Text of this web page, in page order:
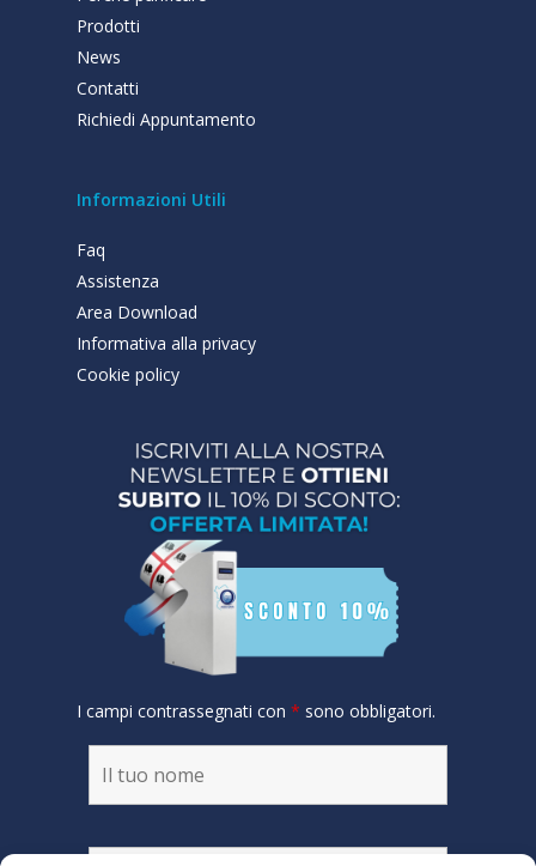
Prodotti
News
Contatti
Richiedi Appuntamento
Informazioni Utili
Faq
Assistenza
Area Download
Informativa alla privacy
Cookie policy
I campi contrassegnati con * sono obbligatori.